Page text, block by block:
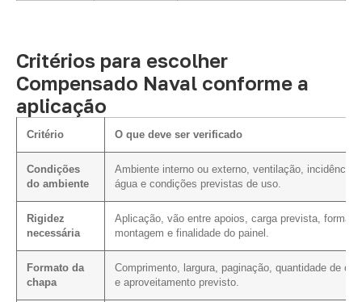
Critérios para escolher
Compensado Naval conforme a
aplicação
Critério O que deve ser verificado
Condições
do ambiente
Ambiente interno ou externo, ventilação, incidência
água e condições previstas de uso.
Rigidez
necessária
Aplicação, vão entre apoios, carga prevista, forma
montagem e finalidade do painel.
Formato da
chapa
Comprimento, largura, paginação, quantidade de
e aproveitamento previsto.